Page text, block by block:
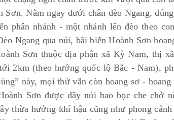
Sơn. Nằm ngay dưới chân đèo Ngang,
phân nhánh - một nhánh lên đèo theo
Ngang qua núi, bãi biển Hoành Sơn
Sơn thuộc địa phận xã Kỳ Nam, thị
2km (theo hướng quốc lộ Bắc - Nam),
này, mọi thứ vẫn còn hoang sơ -
Sơn được dãy núi bao bọc che chở
thừa hưởng khí hậu cũng như phong